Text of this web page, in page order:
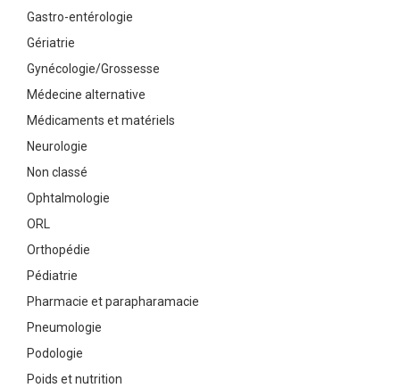
Gastro-entérologie
Gériatrie
Gynécologie/Grossesse
Médecine alternative
Médicaments et matériels
Neurologie
Non classé
Ophtalmologie
ORL
Orthopédie
Pédiatrie
Pharmacie et parapharamacie
Pneumologie
Podologie
Poids et nutrition